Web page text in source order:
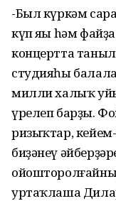
-Был күркәм
күп яңы hәм
концертта
студияһы
милли халыҡ
үрелеп барҙы.
ризыҡтар,
биҙәнеү
уртаҡлаша